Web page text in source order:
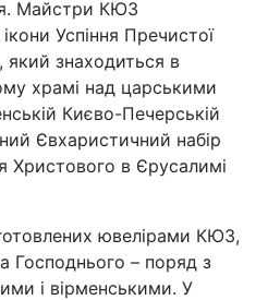
Майстри КЮЗ
Успіння Пречистої
який знаходиться в
храмі над царськими
Києво-Печерській
Євхаристичний набір
Христового в Єрусалимі
ювелірами КЮЗ,
Господнього – поряд з
і вірменськими. У